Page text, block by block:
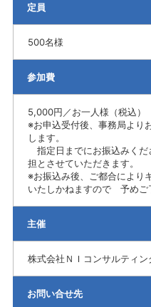
定員
500名様
参加費
5,000円／お一人様（税込）
※お申込受付後、事務局より
します。
指定日までにお振込みくだ
担とさせていただきます。
※お振込み後、ご都合により
いたしかねますので 予めご
主催
株式会社ＮＩコンサルティン
お問い合せ先